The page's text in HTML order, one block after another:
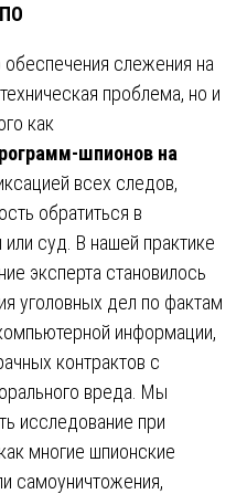
слежения на
проблема, но и
как
шпионов на
всех следов,
обратиться в
суд. В нашей практике
эксперта становилось
уголовных дел по фактам
информации,
контрактов с
вреда. Мы
исследование при
многие шпионские
самоуничтожения,